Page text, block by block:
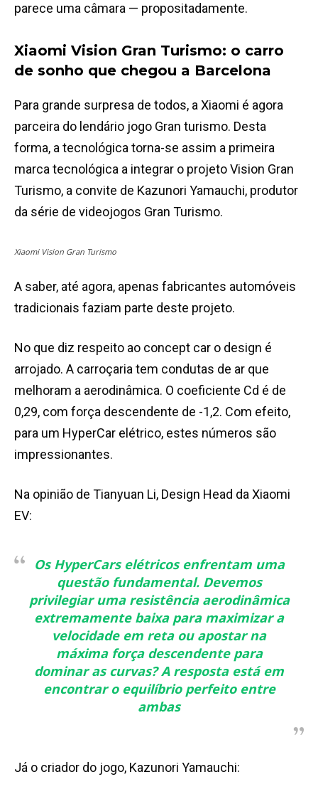
parece uma câmara — propositadamente.
Xiaomi Vision Gran Turismo: o carro
de sonho que chegou a Barcelona
Para grande surpresa de todos, a Xiaomi é agora
parceira do lendário jogo Gran turismo. Desta
forma, a tecnológica torna-se assim a primeira
marca tecnológica a integrar o projeto Vision Gran
Turismo, a convite de Kazunori Yamauchi, produtor
da série de videojogos Gran Turismo.
Xiaomi Vision Gran Turismo
A saber, até agora, apenas fabricantes automóveis
tradicionais faziam parte deste projeto.
No que diz respeito ao concept car o design é
arrojado. A carroçaria tem condutas de ar que
melhoram a aerodinâmica. O coeficiente Cd é de
0,29, com força descendente de -1,2. Com efeito,
para um HyperCar elétrico, estes números são
impressionantes.
Na opinião de Tianyuan Li, Design Head da Xiaomi
EV:
Os HyperCars elétricos enfrentam uma
questão fundamental. Devemos
privilegiar uma resistência aerodinâmica
extremamente baixa para maximizar a
velocidade em reta ou apostar na
máxima força descendente para
dominar as curvas? A resposta está em
encontrar o equilíbrio perfeito entre
ambas
Já o criador do jogo, Kazunori Yamauchi: